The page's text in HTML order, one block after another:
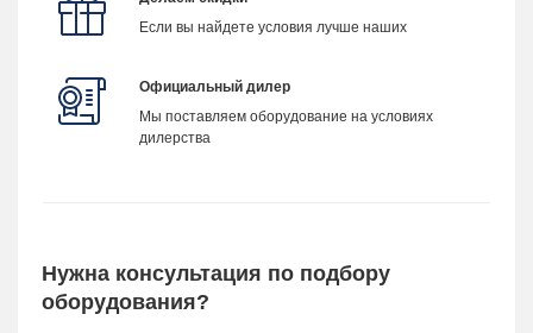
Если вы найдете условия лучше наших
Официальный дилер
Мы поставляем оборудование на условиях
дилерства
Нужна консультация по подбору
оборудования?